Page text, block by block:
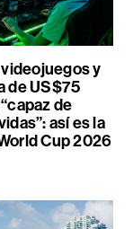
y
de US$75
de
así es la
Cup 2026